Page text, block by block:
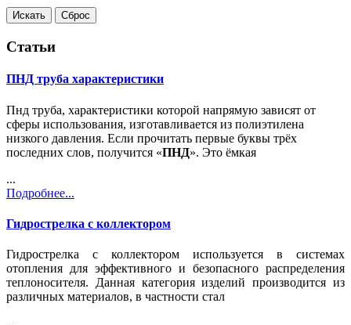
Статьи
ПНД труба характеристики
Пнд труба, характеристики которой напрямую зависят от
сферы использования, изготавливается из полиэтилена
низкого давления. Если прочитать первые буквы трёх
последних слов, получится «ПНД». Это ёмкая
...
Подробнее...
Гидрострелка с коллектором
Гидрострелка с коллектором используется в системах
отопления для эффективного и безопасного распределения
теплоносителя. Данная категория изделий производится из
различных материалов, в частности стал